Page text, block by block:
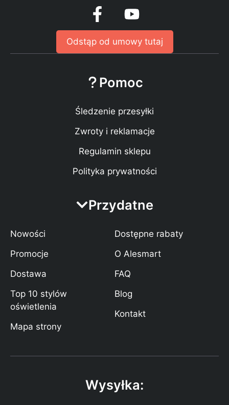
Odstąp od umowy tutaj
Pomoc
Śledzenie przesyłki
Zwroty i reklamacje
Regulamin sklepu
Polityka prywatności
Przydatne
Nowości
Promocje
Dostawa
Top 10 stylów
oświetlenia
Mapa strony
Dostępne rabaty
O Alesmart
FAQ
Blog
Kontakt
Wysyłka: